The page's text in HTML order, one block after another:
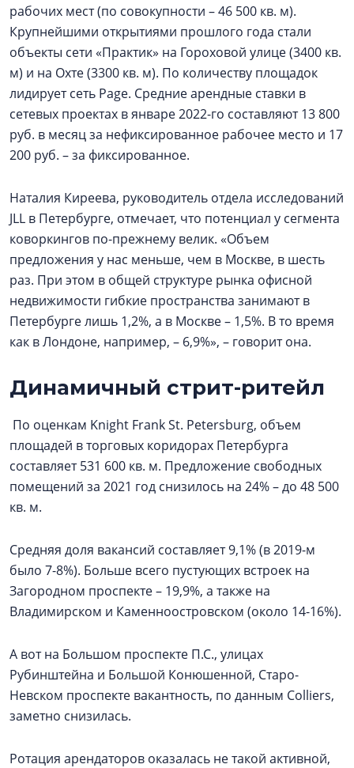
рабочих мест (по совокупности – 46 500 кв. м).
Крупнейшими открытиями прошлого года стали
объекты сети «Практик» на Гороховой улице (3400 кв.
м) и на Охте (3300 кв. м). По количеству площадок
лидирует сеть Page. Средние арендные ставки в
сетевых проектах в январе 2022-го составляют 13 800
руб. в месяц за нефиксированное рабочее место и 17
200 руб. – за фиксированное.
Наталия Киреева, руководитель отдела исследований
JLL в Петербурге, отмечает, что потенциал у сегмента
коворкингов по-прежнему велик. «Объем
предложения у нас меньше, чем в Москве, в шесть
раз. При этом в общей структуре рынка офисной
недвижимости гибкие пространства занимают в
Петербурге лишь 1,2%, а в Москве – 1,5%. В то время
как в Лондоне, например, – 6,9%», – говорит она.
Динамичный стрит-ритейл
По оценкам Knight Frank St. Petersburg, объем
площадей в торговых коридорах Петербурга
составляет 531 600 кв. м. Предложение свободных
помещений за 2021 год снизилось на 24% – до 48 500
кв. м.
Средняя доля вакансий составляет 9,1% (в 2019-м
было 7-8%). Больше всего пустующих встроек на
Загородном проспекте – 19,9%, а также на
Владимирском и Каменноостровском (около 14-16%).
А вот на Большом проспекте П.С., улицах
Рубинштейна и Большой Конюшенной, Старо-
Невском проспекте вакантность, по данным Colliers,
заметно снизилась.
Ротация арендаторов оказалась не такой активной,